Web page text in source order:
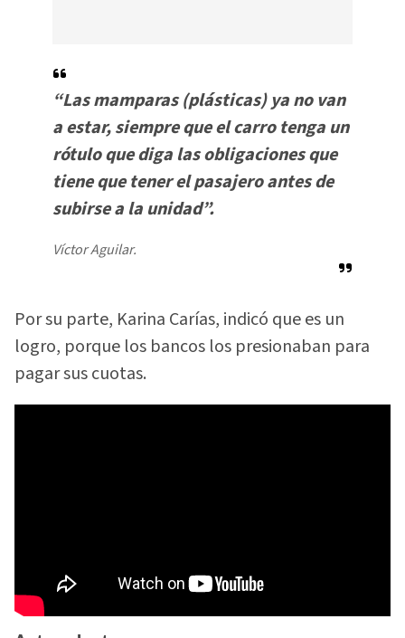
“Las mamparas (plásticas) ya no van
a estar, siempre que el carro tenga un
rótulo que diga las obligaciones que
tiene que tener el pasajero antes de
subirse a la unidad”.
Víctor Aguilar.
Por su parte, Karina Carías, indicó que es un
logro, porque los bancos los presionaban para
pagar sus cuotas.